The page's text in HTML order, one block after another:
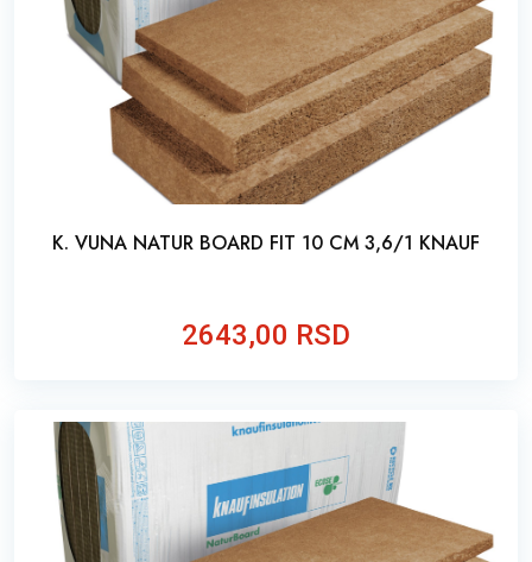
K. VUNA NATUR BOARD FIT 10 CM 3,6/1 KNAUF
2643,00 RSD